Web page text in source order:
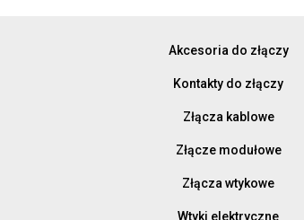
Akcesoria do złączy
Kontakty do złączy
Złącza kablowe
Złącze modułowe
Złącza wtykowe
Wtyki elektryczne